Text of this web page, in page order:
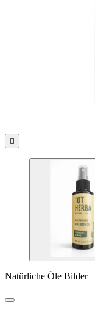

Natürliche Öle Bilder